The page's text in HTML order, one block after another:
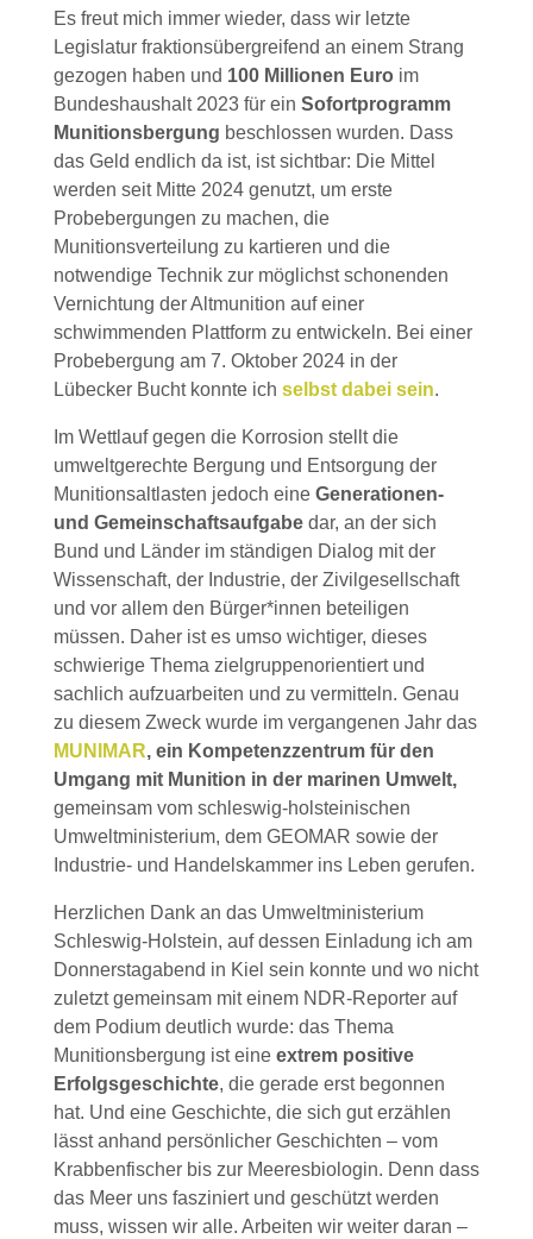
Es freut mich immer wieder, dass wir letzte
Legislatur fraktionsübergreifend an einem Strang
gezogen haben und 100 Millionen Euro im
Bundeshaushalt 2023 für ein Sofortprogramm
Munitionsbergung beschlossen wurden. Dass
das Geld endlich da ist, ist sichtbar: Die Mittel
werden seit Mitte 2024 genutzt, um erste
Probebergungen zu machen, die
Munitionsverteilung zu kartieren und die
notwendige Technik zur möglichst schonenden
Vernichtung der Altmunition auf einer
schwimmenden Plattform zu entwickeln. Bei einer
Probebergung am 7. Oktober 2024 in der
Lübecker Bucht konnte ich selbst dabei sein.
Im Wettlauf gegen die Korrosion stellt die
umweltgerechte Bergung und Entsorgung der
Munitionsaltlasten jedoch eine Generationen-
und Gemeinschaftsaufgabedar, an der sich
Bund und Länder im ständigen Dialog mit der
Wissenschaft, der Industrie, der Zivilgesellschaft
und vor allem den Bürger*innen beteiligen
müssen. Daher ist es umso wichtiger, dieses
schwierige Thema zielgruppenorientiert und
sachlich aufzuarbeiten und zu vermitteln. Genau
zu diesem Zweck wurde im vergangenen Jahr das
MUNIMAR, ein Kompetenzzentrum für den
Umgang mit Munition in der marinen Umwelt,
gemeinsam vom schleswig-holsteinischen
Umweltministerium, dem GEOMAR sowie der
Industrie- und Handelskammer ins Leben gerufen.
Herzlichen Dank an das Umweltministerium
Schleswig-Holstein, auf dessen Einladung ich am
Donnerstagabend in Kiel sein konnte und wo nicht
zuletzt gemeinsam mit einem NDR-Reporter auf
dem Podium deutlich wurde: das Thema
Munitionsbergung ist eine extrem positive
Erfolgsgeschichte, die gerade erst begonnen
hat. Und eine Geschichte, die sich gut erzählen
lässt anhand persönlicher Geschichten – vom
Krabbenfischer bis zur Meeresbiologin. Denn dass
das Meer uns fasziniert und geschützt werden
muss, wissen wir alle. Arbeiten wir weiter daran –